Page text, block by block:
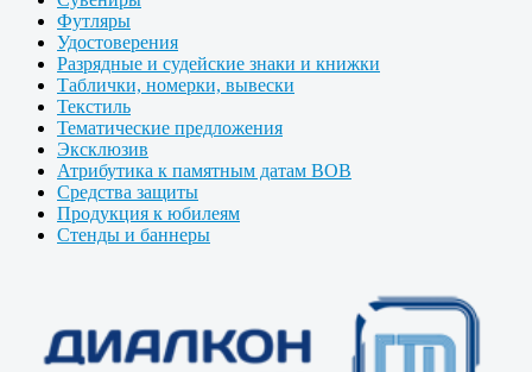
Футляры
Удостоверения
Разрядные и судейские знаки и книжки
Таблички, номерки, вывески
Текстиль
Тематические предложения
Эксклюзив
Атрибутика к памятным датам ВОВ
Средства защиты
Продукция к юбилеям
Стенды и баннеры